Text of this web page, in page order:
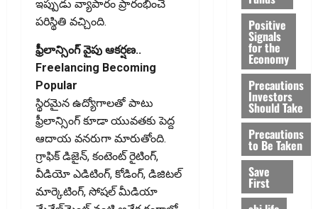
ఇప్పుడు వ్యాపారం ప్రారంభించే
పరిస్థితి వచ్చింది.
ఫ్రీలాన్సింగ్‌ వైపు ఆకర్షణ..
Freelancing Becoming
Popular
స్థిరమైన ఉద్యోగాలతో పాటు
ఫ్రీలాన్సింగ్‌ కూడా యువతకు పెద్ద
ఆదాయ వనరుగా మారుతోంది.
గ్రాఫిక్‌ డిజైన్‌, కంటెంట్‌ రైటింగ్‌,
వీడియో ఎడిటింగ్‌, కోడింగ్‌, డిజిటల్‌
మార్కెటింగ్‌, సోషల్‌ మీడియా
Positive
Signals
for the
Economy
Precautions
Investors
Should Take
Precautions
to Be Taken
Save
First